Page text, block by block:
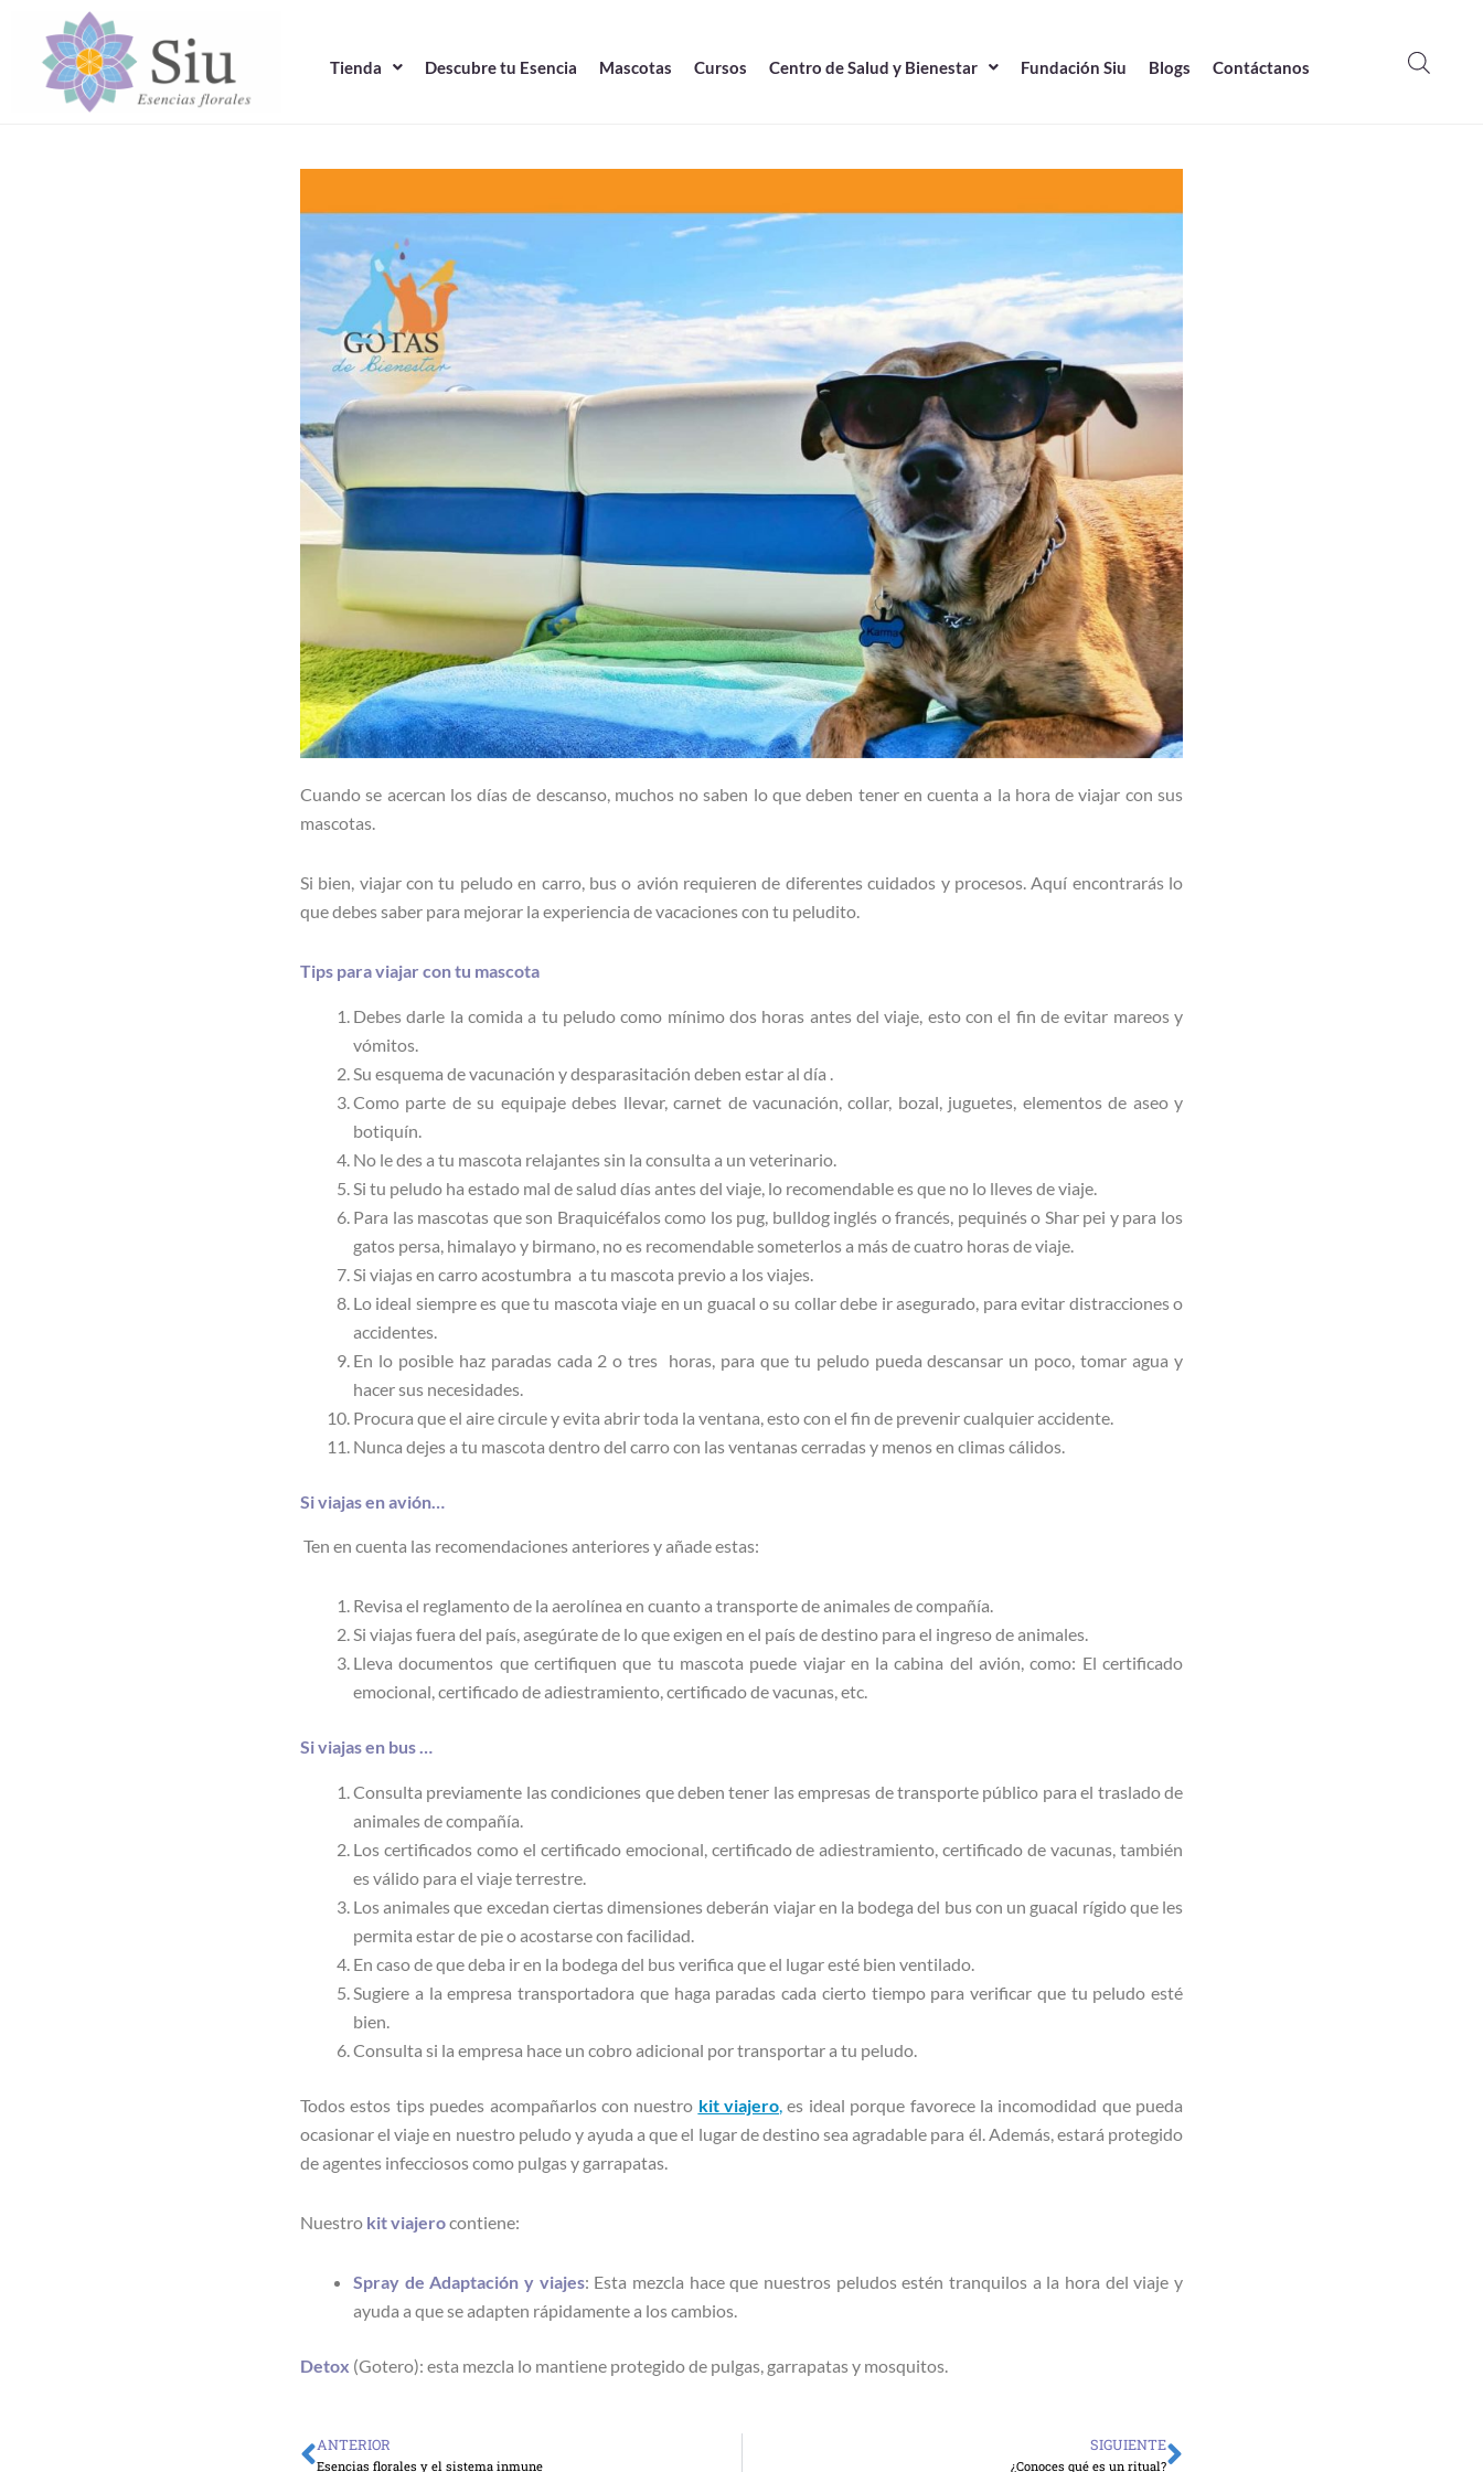
contenido
Tienda Descubre tu Esencia Mascotas Cursos Centro de Salud y Bienestar Fundación Siu Blogs Contáctanos
Cuando se acercan los días de descanso, muchos no saben lo que deben tener en cuenta a la hora de viajar con sus
mascotas.
Si bien, viajar con tu peludo en carro, bus o avión requieren de diferentes cuidados y procesos. Aquí encontrarás lo
que debes saber para mejorar la experiencia de vacaciones con tu peludito.
Tips para viajar con tu mascota
Debes darle la comida a tu peludo como mínimo dos horas antes del viaje, esto con el fin de evitar mareos y
vómitos.
Su esquema de vacunación y desparasitación deben estar al día .
Como parte de su equipaje debes llevar, carnet de vacunación, collar, bozal, juguetes, elementos de aseo y
botiquín.
No le des a tu mascota relajantes sin la consulta a un veterinario.
Si tu peludo ha estado mal de salud días antes del viaje, lo recomendable es que no lo lleves de viaje.
Para las mascotas que son Braquicéfalos como los pug, bulldog inglés o francés, pequinés o Shar pei y para los
gatos persa, himalayo y birmano, no es recomendable someterlos a más de cuatro horas de viaje.
Si viajas en carro acostumbra a tu mascota previo a los viajes.
Lo ideal siempre es que tu mascota viaje en un guacal o su collar debe ir asegurado, para evitar distracciones o
accidentes.
En lo posible haz paradas cada 2 o tres horas, para que tu peludo pueda descansar un poco, tomar agua y
hacer sus necesidades.
Procura que el aire circule y evita abrir toda la ventana, esto con el fin de prevenir cualquier accidente.
Nunca dejes a tu mascota dentro del carro con las ventanas cerradas y menos en climas cálidos.
Si viajas en avión…
Ten en cuenta las recomendaciones anteriores y añade estas:
Revisa el reglamento de la aerolínea en cuanto a transporte de animales de compañía.
Si viajas fuera del país, asegúrate de lo que exigen en el país de destino para el ingreso de animales.
Lleva documentos que certifiquen que tu mascota puede viajar en la cabina del avión, como: El certificado
emocional, certificado de adiestramiento, certificado de vacunas, etc.
Si viajas en bus …
Consulta previamente las condiciones que deben tener las empresas de transporte público para el traslado de
animales de compañía.
Los certificados como el certificado emocional, certificado de adiestramiento, certificado de vacunas, también
es válido para el viaje terrestre.
Los animales que excedan ciertas dimensiones deberán viajar en la bodega del bus con un guacal rígido que les
permita estar de pie o acostarse con facilidad.
En caso de que deba ir en la bodega del bus verifica que el lugar esté bien ventilado.
Sugiere a la empresa transportadora que haga paradas cada cierto tiempo para verificar que tu peludo esté
bien.
Consulta si la empresa hace un cobro adicional por transportar a tu peludo.
Todos estos tips puedes acompañarlos con nuestro kit viajero, es ideal porque favorece la incomodidad que pueda
ocasionar el viaje en nuestro peludo y ayuda a que el lugar de destino sea agradable para él. Además, estará protegido
de agentes infecciosos como pulgas y garrapatas.
Nuestro kit viajerocontiene:
Spray de Adaptación y viajes: Esta mezcla hace que nuestros peludos estén tranquilos a la hora del viaje y
ayuda a que se adapten rápidamente a los cambios.
Detox (Gotero): esta mezcla lo mantiene protegido de pulgas, garrapatas y mosquitos.
Ant
ANTERIOR
Esencias florales y el sistema inmune
SIGUIENTE
¿Conoces qué es un ritual?Siguiente